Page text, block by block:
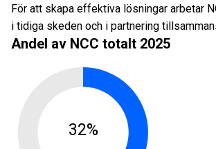
För att skapa effektiva lösningar arbetar
i tidiga skeden och i partnering
Andel av NCC totalt 2025
32%